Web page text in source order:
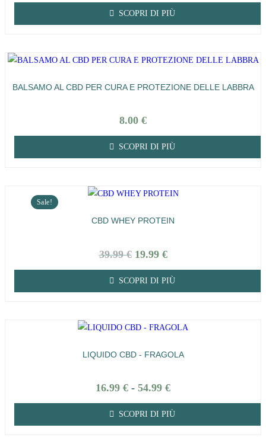
SCOPRI DI PIÙ
BALSAMO AL CBD PER CURA E PROTEZIONE DELLE LABBRA
8.00 €
SCOPRI DI PIÙ
CBD WHEY PROTEIN
Sale!
39.99€ 19.99 €
SCOPRI DI PIÙ
LIQUIDO CBD - FRAGOLA
16.99 € - 54.99 €
SCOPRI DI PIÙ